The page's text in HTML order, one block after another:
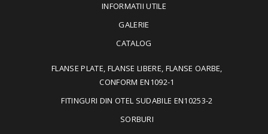
INFORMATII UTILE
GALERIE
CATALOG
FLANSE PLATE, FLANSE LIBERE, FLANSE OARBE,
CONFORM EN1092-1
FITINGURI DIN OTEL SUDABILE EN10253-2
SORBURI